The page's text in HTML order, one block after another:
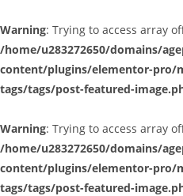
Warning: Trying to access array
/home/u283272650/domains/
content/plugins/elementor-pro/
tags/tags/post-featured-
Warning: Trying to access array
/home/u283272650/domains/
content/plugins/elementor-pro/
tags/tags/post-featured-